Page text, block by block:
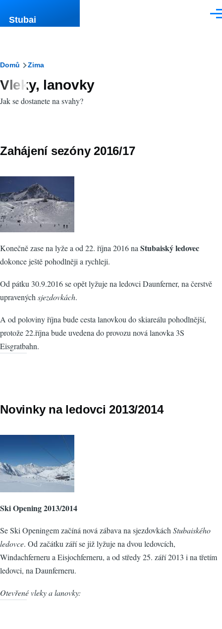
Stubai
Drobečková
navigace
Domů Zima
Vleky, lanovky
Jak se dostanete na svahy?
Zahájení sezóny 2016/17
Konečně zase na lyže a od 22. října 2016 na Stubaiský ledovec
dokonce ještě pohodlněji a rychleji.
Od pátku 30.9.2016 se opět lyžuje na ledovci Daunferner, na čerstvě
upravených sjezdovkách.
A od poloviny října bude cesta lanovkou do skiareálu pohodlnější,
protože 22.října bude uvedena do provozu nová lanovka 3S
Eisgratbahn.
Novinky na ledovci 2013/2014
Ski Opening 2013/2014
Se Ski Openingem začíná nová zábava na sjezdovkách Stubaiského
ledovce. Od začátku září se již lyžuje na dvou ledovcích,
Windachferneru a Eisjochferneru, a od středy 25. září 2013 i na třetím
ledovci, na Daunferneru.
Otevřené vleky a lanovky: